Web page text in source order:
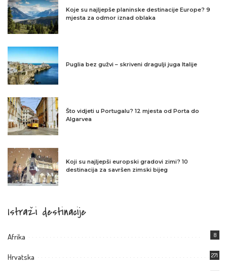
Koje su najljepše planinske destinacije Europe? 9
mjesta za odmor iznad oblaka
Puglia bez gužvi – skriveni dragulji juga Italije
Što vidjeti u Portugalu? 12 mjesta od Porta do
Algarvea
Koji su najljepši europski gradovi zimi? 10
destinacija za savršen zimski bijeg
Istraži destinacije
Afrika 8
Hrvatska 271